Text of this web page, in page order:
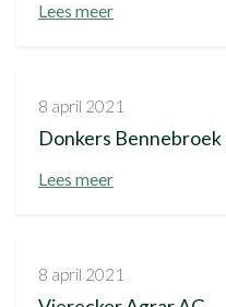
Lees meer
8 april 2021
Donkers Bennebroek
Lees meer
8 april 2021